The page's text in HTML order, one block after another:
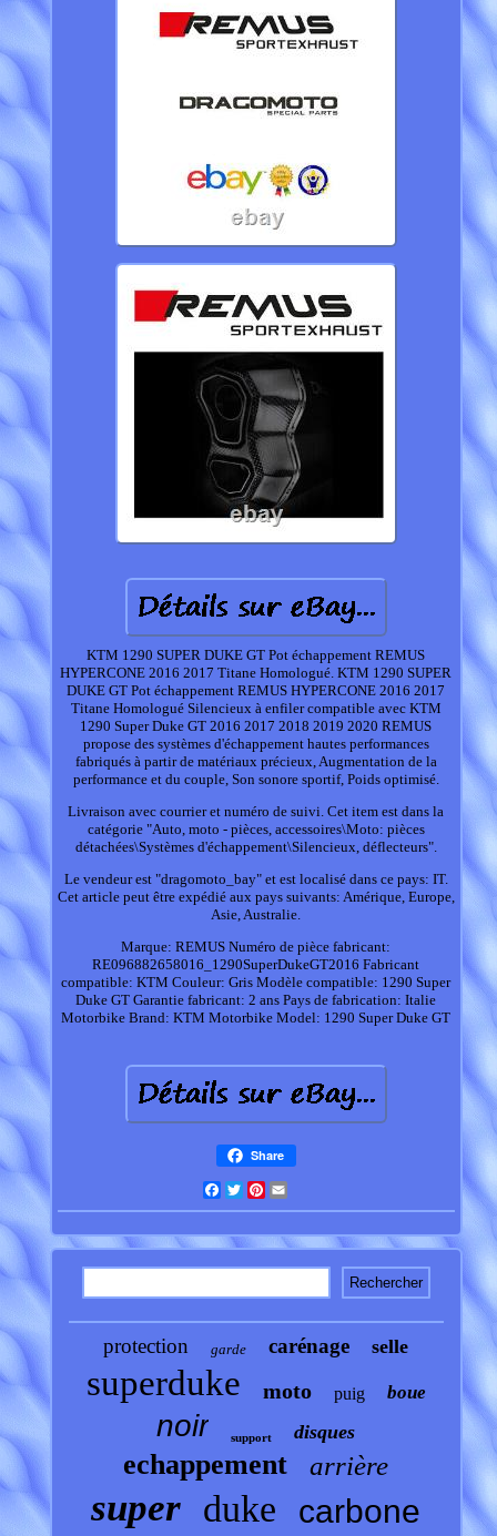
KTM 1290 SUPER DUKE GT Pot échappement REMUS
HYPERCONE 2016 2017 Titane Homologué. KTM 1290 SUPER
DUKE GT Pot échappement REMUS HYPERCONE 2016 2017
Titane Homologué Silencieux à enfiler compatible avec KTM
1290 Super Duke GT 2016 2017 2018 2019 2020 REMUS
propose des systèmes d'échappement hautes performances
fabriqués à partir de matériaux précieux, Augmentation de la
performance et du couple, Son sonore sportif, Poids optimisé.
Livraison avec courrier et numéro de suivi. Cet item est dans la
catégorie "Auto, moto - pièces, accessoires\Moto: pièces
détachées\Systèmes d'échappement\Silencieux, déflecteurs".
Le vendeur est "dragomoto_bay" et est localisé dans ce pays: IT.
Cet article peut être expédié aux pays suivants: Amérique, Europe,
Asie, Australie.
Marque: REMUS Numéro de pièce fabricant:
RE096882658016_1290SuperDukeGT2016 Fabricant
compatible: KTM Couleur: Gris Modèle compatible: 1290 Super
Duke GT Garantie fabricant: 2 ans Pays de fabrication: Italie
Motorbike Brand: KTM Motorbike Model: 1290 Super Duke GT
Share
Facebook
TwitterPinterest
protection garde carénage selle
superduke moto puig boue
noir support disques
echappement arrière
super duke carbone